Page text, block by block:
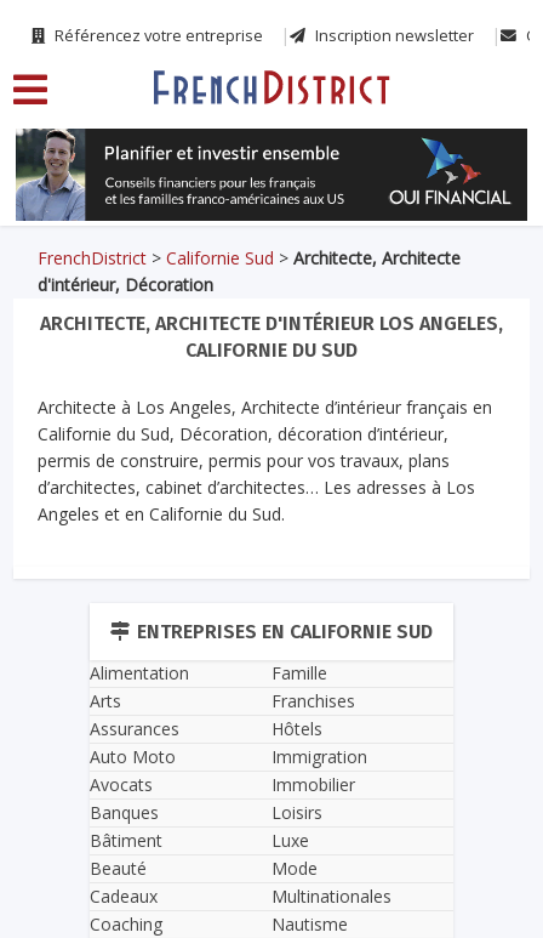
Référencez votre entreprise Inscription newsletter
FrenchDistrict >Californie Sud >Architecte, Architecte
d'intérieur, Décoration
ARCHITECTE, ARCHITECTE D'INTÉRIEUR LOS ANGELES,
CALIFORNIE DU SUD
Architecte à Los Angeles, Architecte d’intérieur français en
Californie du Sud, Décoration, décoration d’intérieur,
permis de construire, permis pour vos travaux, plans
d’architectes, cabinet d’architectes… Les adresses à Los
Angeles et en Californie du Sud.
ENTREPRISES EN CALIFORNIE SUD
Alimentation
Arts
Assurances
Auto Moto
Avocats
Banques
Bâtiment
Beauté
Cadeaux
Coaching
Famille
Franchises
Hôtels
Immigration
Immobilier
Loisirs
Luxe
Mode
Multinationales
Nautisme